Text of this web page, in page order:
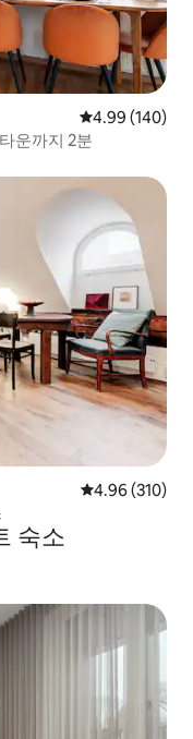
평점 4.99점(5
4.99 (140)
운까지 2분
평점 4.96점(5
4.96 (310)
숙소